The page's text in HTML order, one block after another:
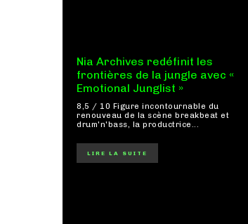
Nia Archives redéfinit les
frontières de la jungle avec «
Emotional Junglist »
8,5 / 10 Figure incontournable du
renouveau de la scène breakbeat et
drum'n'bass, la productrice...
LIRE LA SUITE